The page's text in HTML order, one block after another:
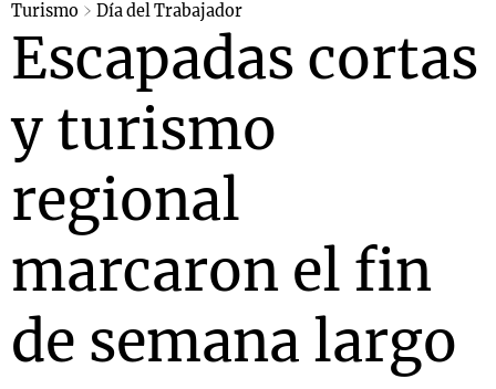
Turismo Día del Trabajador
Escapadas cortas
y turismo
regional
marcaron el fin
de semana largo